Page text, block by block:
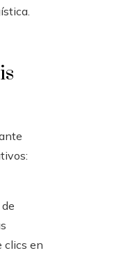
clics en